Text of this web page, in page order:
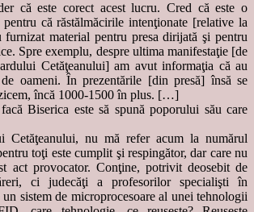
că este corect acest lucru. Cred că este o
pentru că răstălmăcirile intenţionate [relative la
furnizat material pentru presa dirijată şi pentru
Spre exemplu, despre ultima manifestaţie [de
Cetăţeanului] am avut informaţia că au
oameni. În prezentările [din presă] însă se
încă 1000-1500 în plus. […]
Biserica este să spună poporului său care
Cetăţeanului, nu mă refer acum la numărul
toţi este cumplit şi respingător, dar care nu
act provocator. Conţine, potrivit deosebit de
ci judecăţi a profesorilor specialişti în
sistem de microprocesoare al unei tehnologii